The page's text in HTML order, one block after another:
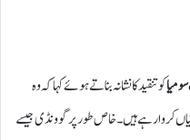
کو تنقید کا نشانہ بناتے ہوئے کہا کہ وہ
کروا رہے ہیں۔ خاص طور پر گوونڈی جیسے